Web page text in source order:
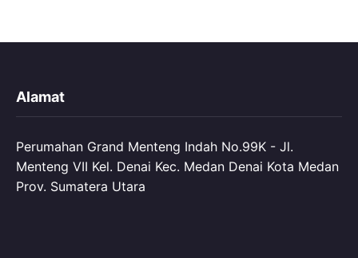
Alamat
Perumahan Grand Menteng Indah No.99K - Jl.
Menteng VII Kel. Denai Kec. Medan Denai Kota Medan
Prov. Sumatera Utara